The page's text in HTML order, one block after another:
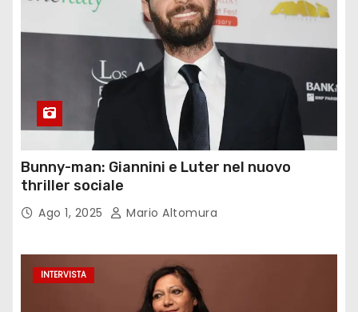
Bunny-man: Giannini e Luter nel nuovo
thriller sociale
Ago 1, 2025 Mario Altomura
INTERVISTA